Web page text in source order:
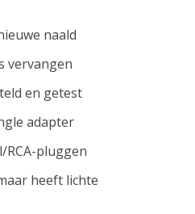
naald
vervangen
en getest
adapter
RCA-pluggen
heeft lichte